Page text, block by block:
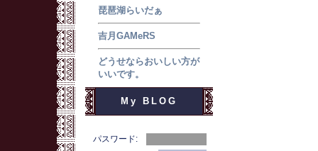
琵琶湖らいだぁ
吉月GAMeRS
どうせならおいしい方が
いいです。
My BLOG
パスワード: